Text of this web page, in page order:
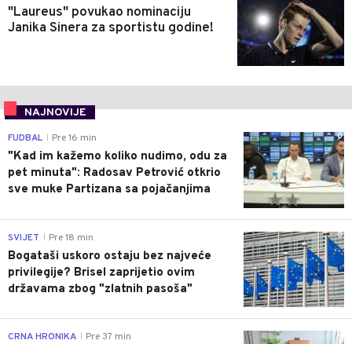
"Laureus" povukao nominaciju
Janika Sinera za sportistu godine!
NAJNOVIJE
0
FUDBAL Pre 16 min
"Kad im kažemo koliko nudimo, odu za
pet minuta": Radosav Petrović otkrio
sve muke Partizana sa pojačanjima
0
SVIJET Pre 18 min
Bogataši uskoro ostaju bez najveće
privilegije? Brisel zaprijetio ovim
državama zbog "zlatnih pasoša"
0
CRNA HRONIKA Pre 37 min